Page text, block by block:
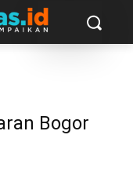
Bogor